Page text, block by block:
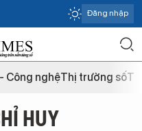
Đăng nhập
Công nghệThị trường số
HUY